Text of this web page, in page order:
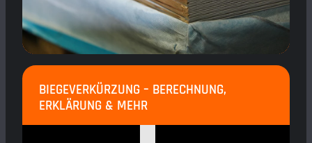
BIEGEVERKÜRZUNG – BERECHNUNG,
ERKLÄRUNG & MEHR